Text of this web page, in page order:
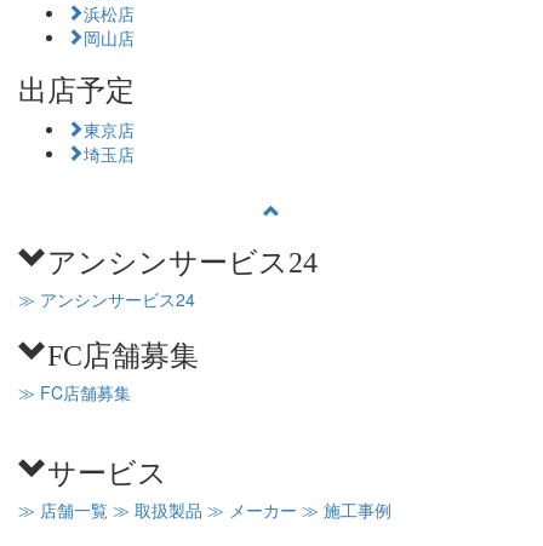
浜松店
岡山店
出店予定
東京店
埼玉店
アンシンサービス24
≫ アンシンサービス24
FC店舗募集
≫ FC店舗募集
サービス
≫ 店舗一覧 ≫ 取扱製品 ≫ メーカー ≫ 施工事例